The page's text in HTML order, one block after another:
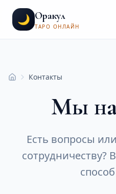
🌙 Оракул
ТАРО ОНЛАЙН
ГлавнаяКонтакты
Мы на
Есть вопросы
сотрудничеству?